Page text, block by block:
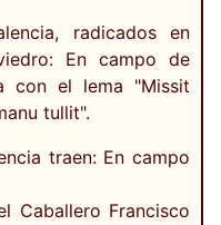
radicados en
En campo de
con el lema "Missit
tullit".
traen: En campo
Caballero Francisco